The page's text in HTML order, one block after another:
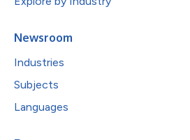
Newsroom
Industries
Subjects
Languages